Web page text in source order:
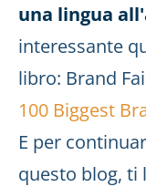
una lingua
interessante
libro: Brand
100 Biggest
E per
questo blog, ti